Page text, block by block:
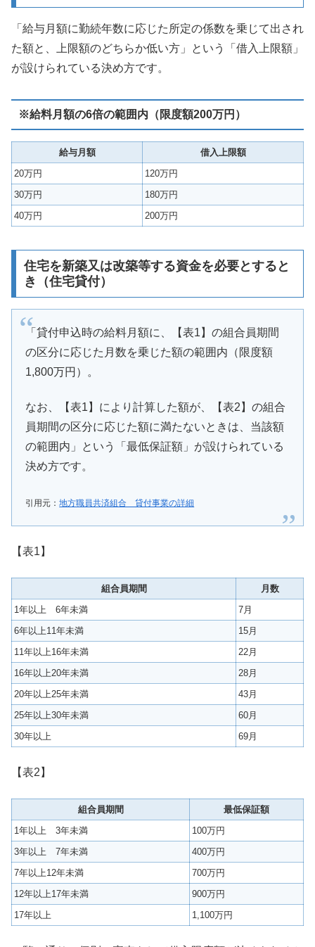
「給与月額に勤続年数に応じた所定の係数を乗じて出され
た額と、上限額のどちらか低い方」
という「借入上限額」
が設けられている決め方です。
※給料月額の6倍の範囲内（限度額200万円）
給与月額
借入上限額
20万円
120万円
30万円
180万円
40万円
200万円
住宅を新築又は改築等する資金を必要とすると
き（住宅貸付）
「貸付申込時の給料月額に、【表1】の組合員期間
の区分に応じた月数を乗じた額の範囲内（限度額
1,800万円）。
なお、【表1】により計算した額が、【表2】の組合
員期間の区分に応じた額に満たないときは、当該額
の範囲内」という「最低保証額」が設けられている
決め方です。
引用元：地方職員共済組合 貸付事業の詳細
【表1】
組合員期間
月数
1年以上 6年未満
7月
6年以上11年未満
15月
11年以上16年未満
22月
16年以上20年未満
28月
20年以上25年未満
43月
25年以上30年未満
60月
30年以上
69月
【表2】
組合員期間
最低保証額
1年以上 3年未満
100万円
3年以上 7年未満
400万円
7年以上12年未満
700万円
12年以上17年未満
900万円
17年以上
1,100万円